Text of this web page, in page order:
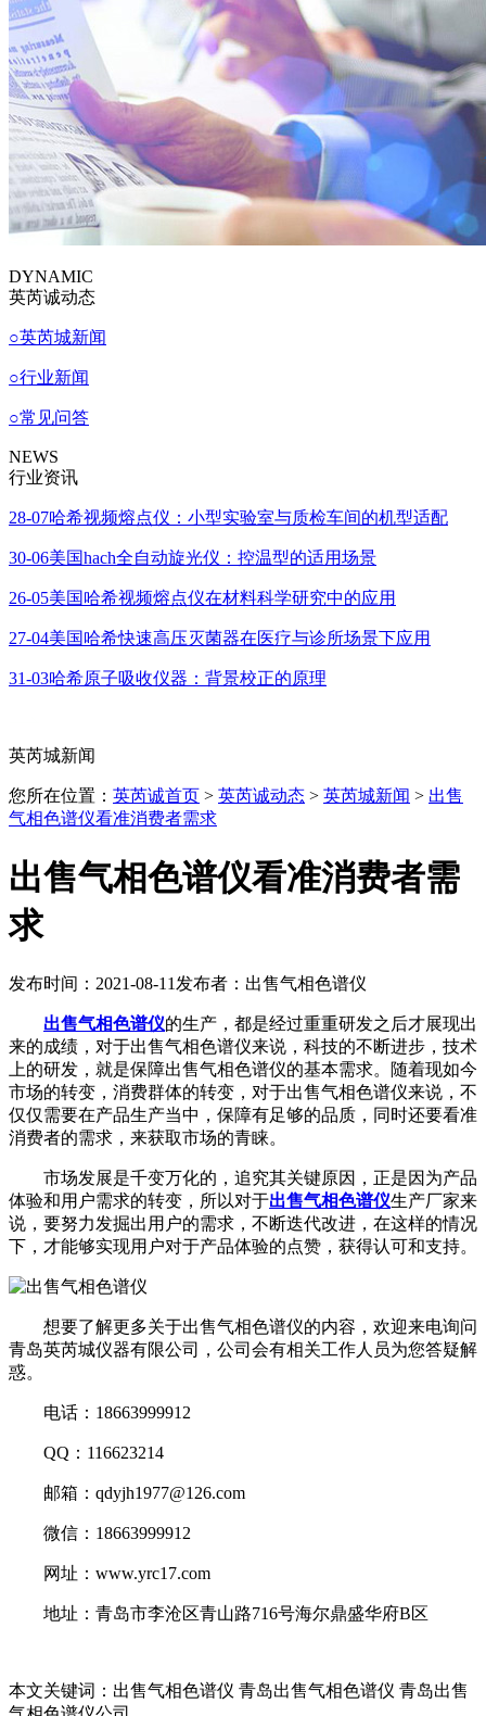
DYNAMIC
英芮诚动态
○英芮城新闻
○行业新闻
○常见问答
NEWS
行业资讯
28-07哈希视频熔点仪：小型实验室与质检车间的机型适配
30-06美国hach全自动旋光仪：控温型的适用场景
26-05美国哈希视频熔点仪在材料科学研究中的应用
27-04美国哈希快速高压灭菌器在医疗与诊所场景下应用
31-03哈希原子吸收仪器：背景校正的原理
英芮城新闻
您所在位置： 英芮诚首页 > 英芮诚动态 > 英芮城新闻 > 出售
气相色谱仪看准消费者需求
出售气相色谱仪看准消费者需
求
发布时间：2021-08-11 发布者：出售气相色谱仪
出售气相色谱仪的生产，都是经过重重研发之后才展现出
来的成绩，对于出售气相色谱仪来说，科技的不断进步，技术
上的研发，就是保障出售气相色谱仪的基本需求。随着现如今
市场的转变，消费群体的转变，对于出售气相色谱仪来说，不
仅仅需要在产品生产当中，保障有足够的品质，同时还要看准
消费者的需求，来获取市场的青睐。
市场发展是千变万化的，追究其关键原因，正是因为产品
体验和用户需求的转变，所以对于出售气相色谱仪生产厂家来
说，要努力发掘出用户的需求，不断迭代改进，在这样的情况
下，才能够实现用户对于产品体验的点赞，获得认可和支持。
想要了解更多关于出售气相色谱仪的内容，欢迎来电询问
青岛英芮城仪器有限公司，公司会有相关工作人员为您答疑解
惑。
电话：18663999912
QQ：116623214
邮箱：qdyjh1977@126.com
微信：18663999912
网址：www.yrc17.com
地址：青岛市李沧区青山路716号海尔鼎盛华府B区
本文关键词：出售气相色谱仪 青岛出售气相色谱仪 青岛出售